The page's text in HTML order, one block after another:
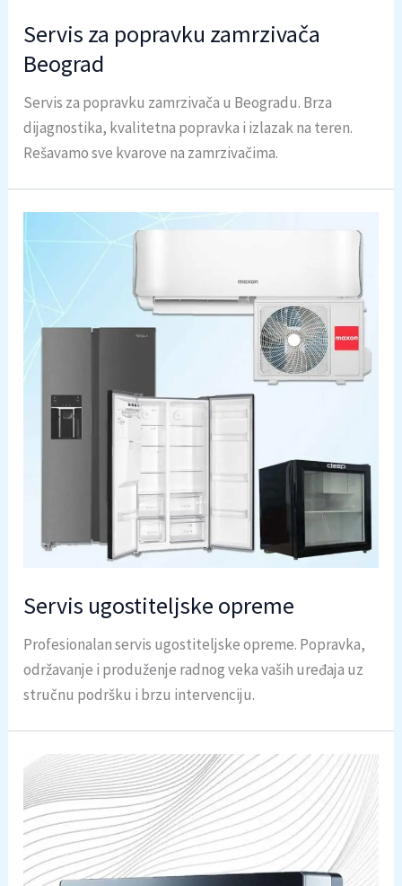
Servis za popravku zamrzivača
Beograd
Servis za popravku zamrzivača u Beogradu. Brza
dijagnostika, kvalitetna popravka i izlazak na teren.
Rešavamo sve kvarove na zamrzivačima.
Servis ugostiteljske opreme
Profesionalan servis ugostiteljske opreme. Popravka,
održavanje i produženje radnog veka vaših uređaja uz
stručnu podršku i brzu intervenciju.